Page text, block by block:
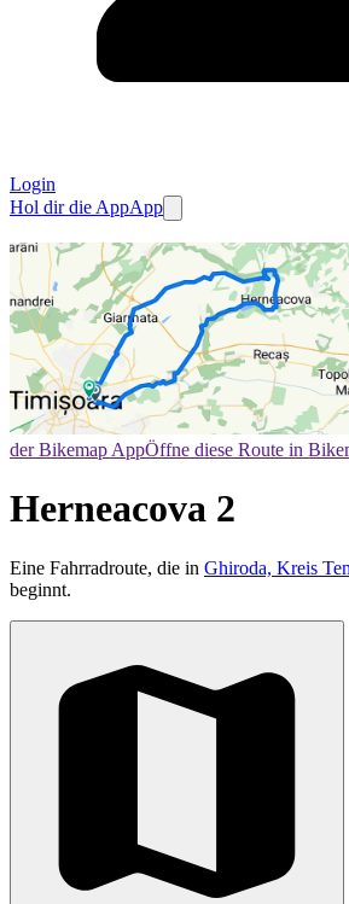
Login
Hol dir die AppApp
der Bikemap AppÖffne diese Route in
Herneacova 2
Eine Fahrradroute, die in Ghiroda, Kreis
beginnt.